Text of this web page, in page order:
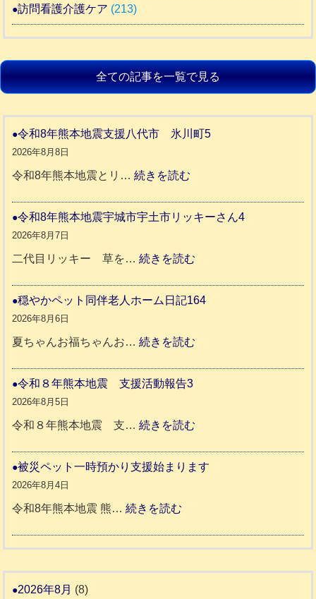
訪問看護介護ケア (213)
全ての記事を一覧で見る
令和8年熊本地震支援八代市 氷川町5
2026年8月8日
令和8年熊本地震とリ…続きを読む
和
年
本
援
市
氷
令和8年熊本地震宇城市宇土市リッキーさん4
2026年8月7日
二代目リッキー 草を…続きを読む
和
城
市
市
ッ
穏やかペット同伴老人ホーム日記164
2026年8月6日
夏ちゃんお福ちゃんお…続きを読む
ト
人
令和８年熊本地震 支援活動報告3
2026年8月5日
令和８年熊本地震 支…続きを読む
和
被災ペット一時預かり支援始まります
2026年8月4日
令和8年熊本地震 熊…続きを読む
災
2026年8月 (8)